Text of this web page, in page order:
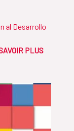
al Desarrollo
PLUS